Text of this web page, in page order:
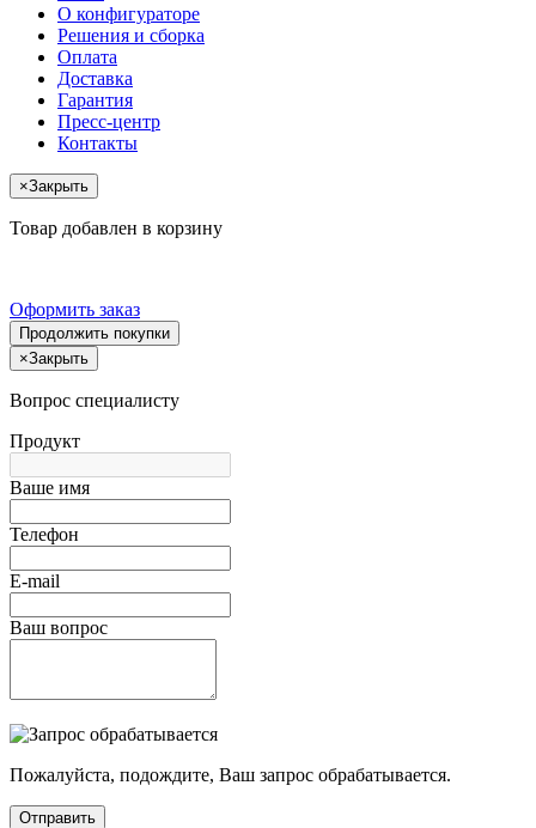
О конфигураторе
Решения и сборка
Оплата
Доставка
Гарантия
Пресс-центр
Контакты
×Закрыть
Товар добавлен в корзину
Оформить заказ
Продолжить покупки
×Закрыть
Вопрос специалисту
Продукт
Ваше имя
Телефон
E-mail
Ваш вопрос
Пожалуйста, подождите, Ваш запрос обрабатывается.
Отправить